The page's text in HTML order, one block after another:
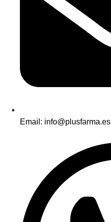
Email: info@plusfarma.es